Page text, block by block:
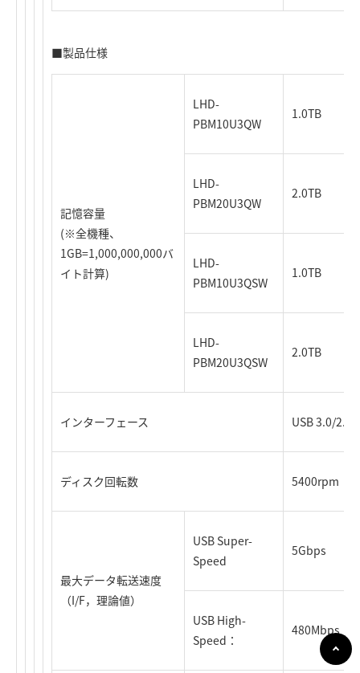
■製品仕様
記憶容量
(※全機種、
1GB=1,000,000,000バ
イト計算)
LHD-
PBM10U3QW
1.0TB
LHD-
PBM20U3QW
2.0TB
LHD-
PBM10U3QSW
1.0TB
LHD-
PBM20U3QSW
2.0TB
インターフェース USB 3.0/2.0
ディスク回転数 5400rpm
最大データ転送速度
（I/F，理論値）
USB Super-
Speed
5Gbps
USB High-
Speed：
480Mbps